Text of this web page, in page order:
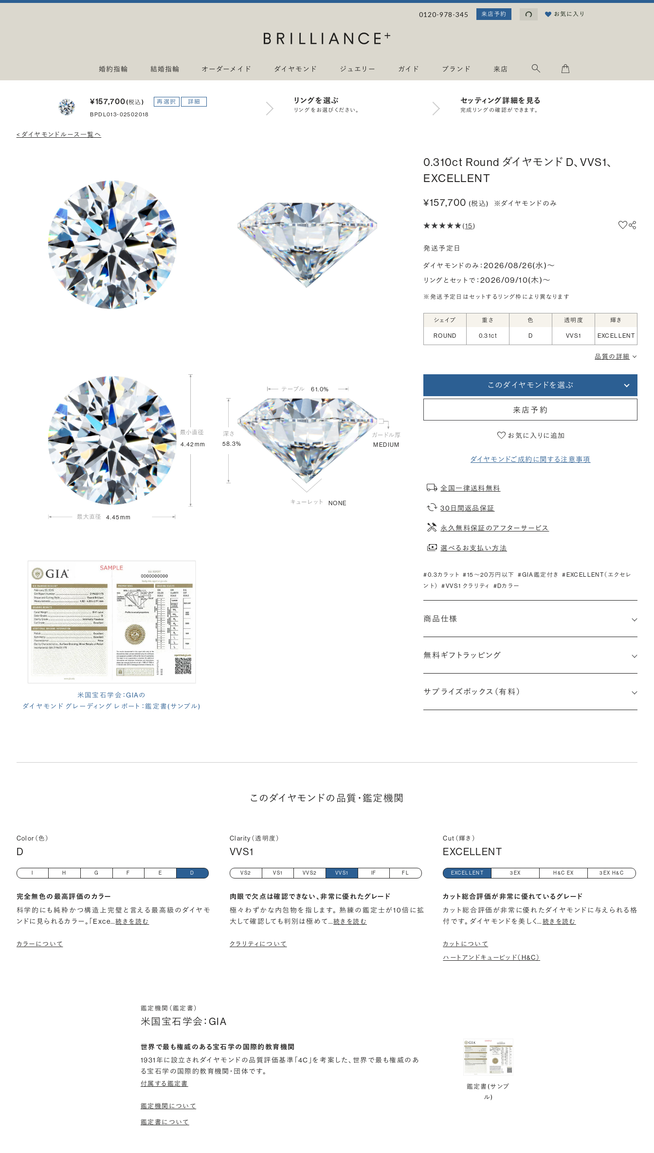
0120-978-345 来店予約 読み込み中...お気に入り
婚約指輪 結婚指輪 オーダーメイド ダイヤモンド ジュエリー ガイド ブランド 来店
¥157,700(税込) 再選択 詳細
BPDL013-02502018
リングを選ぶ
リングをお選びください。
セッティング詳細を見る
完成リングの確認ができます。
< ダイヤモンドルース一覧へ
4.42mm
4.45mm
58.3%
61.0%
MEDIUM
NONE
米国宝石学会：GIAの
ダイヤモンド グレーディング レポート：鑑定書(サンプル)
0.310ct Round ダイヤモンド D、VVS1、
EXCELLENT
¥157,700 (税込) ※ダイヤモンドのみ
(15)
発送予定日
ダイヤモンドのみ： 2026/08/26(水)〜
リングとセットで： 2026/09/10(木)〜
※発送予定日はセットするリング枠により異なります
シェイプ 重さ 色 透明度 輝き
ROUND 0.31ct D VVS1 EXCELLENT
品質の詳細
このダイヤモンドを選ぶ
来店予約
お気に入りに追加
ダイヤモンドご成約に関する注意事項
全国一律送料無料
30日間返品保証
永久無料保証のアフターサービス
選べるお支払い方法
#0.3カラット #15〜20万円以下 #GIA鑑定付き
#EXCELLENT（エクセレ
ント）
#VVS1 クラリティ #Dカラー
商品仕様
(最小直径-最大直径×深さ)
無料ギフトラッピング
サプライズボックス（有料）
このダイヤモンドの品質・鑑定機関
Color（色）
D
H G F E D
完全無色の最高評価のカラー
科学的にも純粋かつ構造上完璧と言える最高級のダイヤモ
ンドに見られるカラー。「Exce…続きを読む
カラーについて
Clarity（透明度）
VVS1
VS2 VS1 VVS2 VVS1 IF FL
肉眼で欠点は確認できない、非常に優れたグレード
極々わずかな内包物を指します。 熟練の鑑定士が10倍に拡
大して確認しても判別は極めて…続きを読む
クラリティについて
Cut（輝き）
EXCELLENT
EXCELLENT 3EX H&C EX 3EX H&C
カット総合評価が非常に優れているグレード
カット総合評価が非常に優れたダイヤモンドに与えられる格
付です。 ダイヤモンドを美しく…続きを読む
カットについて
ハートアンドキューピッド（H&C）
鑑定機関（鑑定書）
米国宝石学会：GIA
世界で最も権威のある宝石学の国際的教育機関
1931年に設立されダイヤモンドの品質評価基準「4C」を考案した、世界で最も権威のあ
る宝石学の国際的教育機関・団体です。
付属する鑑定書
鑑定機関について
鑑定書について
鑑定書(サンプ
ル)